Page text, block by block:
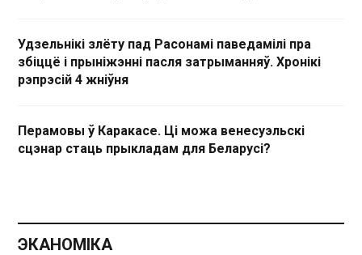
Удзельнікі злёту пад Расонамі паведамілі пра
збіццё і прыніжэнні пасля затрыманняў. Хронікі
рэпрэсій 4 жніўня
Перамовы ў Каракасе. Ці можа венесуэльскі
сцэнар стаць прыкладам для Беларусі?
ЭКАНОМІКА